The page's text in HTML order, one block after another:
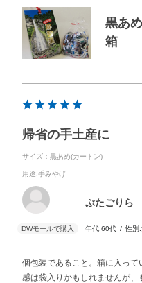
黒あ
箱
帰省の手土産に
サイズ：黒あめ(カートン)
用途:手みやげ
ぶたごりら
年代:60代 性別:
個包装であること。箱に入っ
感は袋入りかもしれませんが